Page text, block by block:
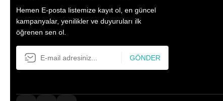
Hemen E-posta listemize kayıt ol, en güncel
kampanyalar, yenilikler ve duyuruları ilk
öğrenen sen ol.
GÖNDER